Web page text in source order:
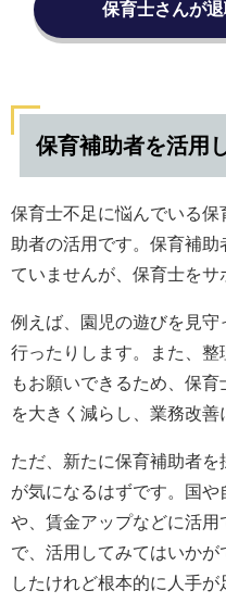
保育士さんが
保育補助者を活用
保育士不足に悩んでいる
助者の活用です。保育補
ていませんが、保育士をサ
例えば、園児の遊びを見
行ったりします。また、
もお願いできるため、保
を大きく減らし、業務改善
ただ、新たに保育補助者
が気になるはずです。国
や、賃金アップなどに活
で、活用してみてはいか
したけれど根本的に人手